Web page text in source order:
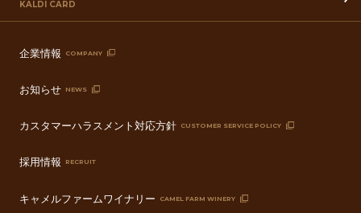
KALDI CARD
企業情報 COMPANY
お知らせ NEWS
カスタマーハラスメント対応方針 CUSTOMER SERVICE POLICY
採用情報 RECRUIT
キャメルファームワイナリー CAMEL FARM WINERY